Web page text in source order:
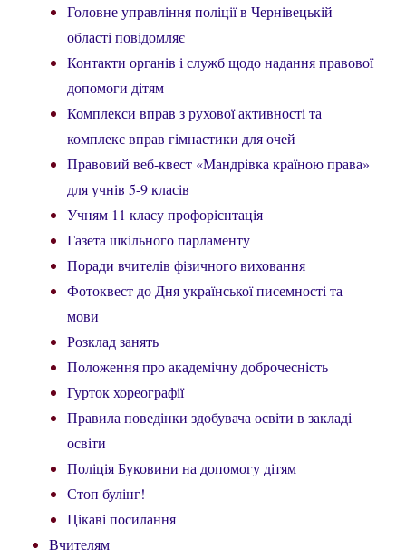
Головне управління поліції в Чернівецькій
області повідомляє
Контакти органів і служб щодо надання правової
допомоги дітям
Комплекси вправ з рухової активності та
комплекс вправ гімнастики для очей
Правовий веб-квест «Мандрівка країною права»
для учнів 5-9 класів
Учням 11 класу профорієнтація
Газета шкільного парламенту
Поради вчителів фізичного виховання
Фотоквест до Дня української писемності та
мови
Розклад занять
Положення про академічну доброчесність
Гурток хореографії
Правила поведінки здобувача освіти в закладі
освіти
Поліція Буковини на допомогу дітям
Стоп булінг!
Цікаві посилання
Вчителям